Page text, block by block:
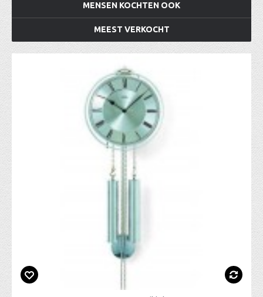
MENSEN KOCHTEN OOK
MEEST VERKOCHT